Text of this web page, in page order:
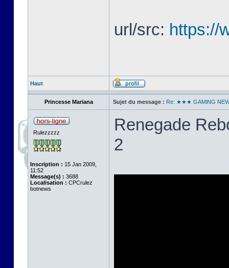
url/src: https://
Haut
Princesse Mariana Sujet du message : Re: ★★★ GAMiNG
Rulezzzzz
Inscription : 15 Jan 2009,
11:52
Message(s) : 3688
Localisation : CPCrulez
botnews
Renegade
2